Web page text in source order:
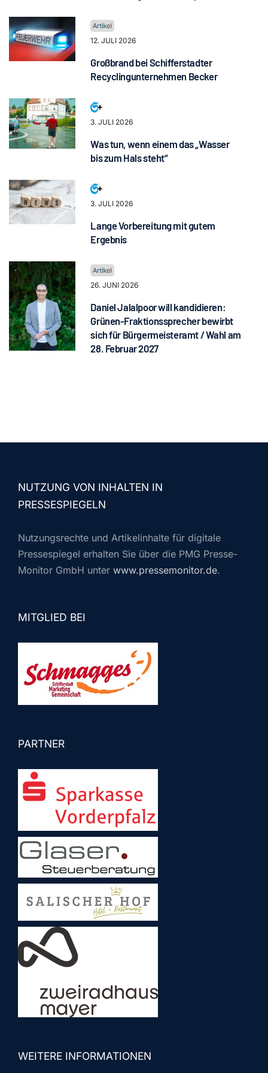
12. JULI 2026
Großbrand bei Schifferstadter
Recyclingunternehmen Becker
3. JULI 2026
Was tun, wenn einem das „Wasser
bis zum Hals steht“
3. JULI 2026
Lange Vorbereitung mit gutem
Ergebnis
26. JUNI 2026
Daniel Jalalpoor will kandidieren:
Grünen-Fraktionssprecher bewirbt
sich für Bürgermeisteramt / Wahl am
28. Februar 2027
NUTZUNG VON INHALTEN IN
PRESSESPIEGELN
Nutzungsrechte und Artikelinhalte für digitale
Pressespiegel erhalten Sie über die PMG Presse-
Monitor GmbH unter www.pressemonitor.de.
MITGLIED BEI
PARTNER
WEITERE INFORMATIONEN